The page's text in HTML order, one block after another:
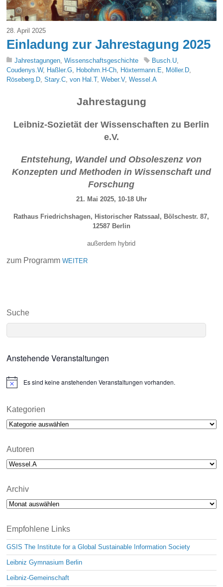
28. April 2025
Einladung zur Jahrestagung 2025
Jahrestagungen,Wissenschaftsgeschichte Busch.U,
Coudenys.W, Haßler.G, Hobohm.H-Ch, Höxtermann.E, Möller.D,
Röseberg.D,Stary.C,von Hal.T,Weber.V,Wessel.A
Jahrestagung
Leibniz-Sozietät der Wissenschaften zu Berlin
e.V.
Entstehung, Wandel und Obsoleszenz von
Konzepten und Methoden in Wissenschaft und
Forschung
21. Mai 2025, 10-18 Uhr
Rathaus Friedrichshagen, Historischer Ratssaal, Bölschestr. 87,
12587 Berlin
außerdem hybrid
zum Programm WEITER
Suche
Anstehende Veranstaltungen
N
i
e
Es sind keine anstehenden Veranstaltungen vorhanden.
Kategorien
Kategorien
Autoren
Archiv
Archiv
Empfohlene Links
GSIS The Institute for a Global Sustainable Information Society
Leibniz Gymnasium Berlin
Leibniz-Gemeinschaft